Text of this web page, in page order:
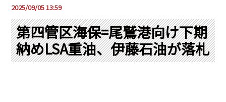
PRA原則
Q & A
English Website
2025/09/05 13:59
第四管区海保=尾鷲港向け下期
納めLSA重油、伊藤石油が落札